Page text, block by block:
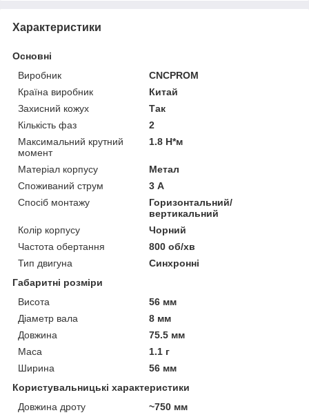
Характеристики
Основні
Виробник
CNCPROM
Країна виробник
Китай
Захисний кожух
Так
Кількість фаз
2
Максимальний крутний
момент
1.8 Н*м
Матеріал корпусу
Метал
Споживаний струм
3 А
Спосіб монтажу
Горизонтальний/
вертикальний
Колір корпусу
Чорний
Частота обертання
800 об/хв
Тип двигуна
Синхронні
Габаритні розміри
Висота
56 мм
Діаметр вала
8 мм
Довжина
75.5 мм
Маса
1.1 г
Ширина
56 мм
Користувальницькі характеристики
Довжина дроту
~750 мм